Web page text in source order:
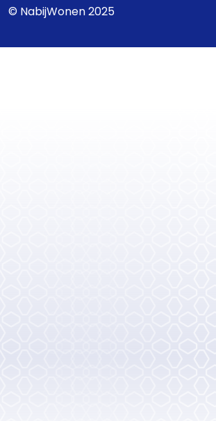
© NabijWonen 2025